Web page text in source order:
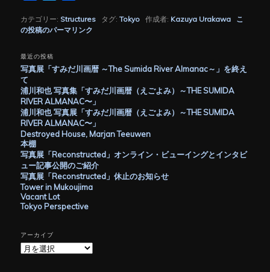
カテゴリー: Structures タグ:Tokyo 作成者: Kazuya Urakawa
こ
の投稿のパーマリンク
最近の投稿
写真展「すみだ川画暦 ～The Sumida River Almanac～」を終え
て
浦川和也 写真集「すみだ川画暦（えごよみ）～THE SUMIDA
RIVER ALMANAC〜」
浦川和也 写真展「すみだ川画暦（えごよみ）～THE SUMIDA
RIVER ALMANAC〜」
Destroyed House, Marjan Teeuwen
本棚
写真展「Reconstructed」オンライン・ビューイングとインタビ
ュー記事公開のご紹介
写真展「Reconstructed」休止のお知らせ
Tower in Mukoujima
Vacant Lot
Tokyo Perspective
アーカイブ
ア
ー